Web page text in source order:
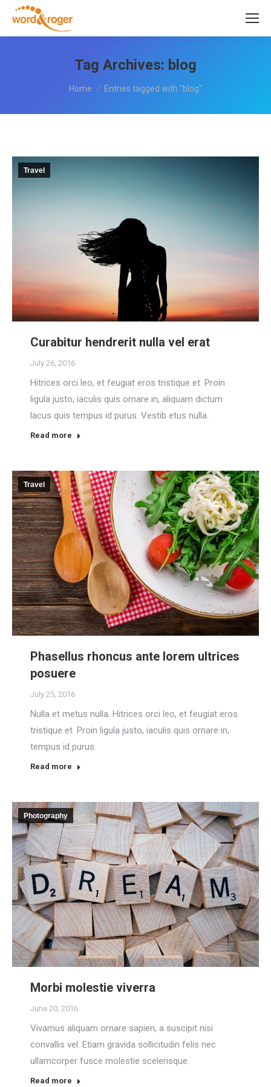
Tag Archives: blog
You are here:
Home Entries tagged with "blog"
Travel
Curabitur hendrerit nulla vel erat
July 26, 2016
Hitrices orci leo, et feugiat eros tristique et. Proin
ligula justo, iaculis quis ornare in, aliquam dictum
lacus quis tempus id purus. Vestib etus nulla.
Read more
Travel
Phasellus rhoncus ante lorem ultrices
posuere
July 25, 2016
Nulla et metus nulla. Hitrices orci leo, et feugiat eros
tristique et. Proin ligula justo, iaculis quis ornare in,
tempus id purus.
Read more
Photography
Morbi molestie viverra
June 20, 2016
Vivamus aliquam ornare sapien, a suscipit nisi
convallis vel. Etiam gravida sollicitudin felis nec
ullamcorper fusce molestie scelerisque.
Read more